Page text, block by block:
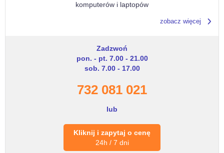
komputerów i laptopów
zobacz więcej
Zadzwoń
pon. - pt. 7.00 - 21.00
sob. 7.00 - 17.00
732 081 021
lub
Kliknij i zapytaj o cenę
24h / 7 dni